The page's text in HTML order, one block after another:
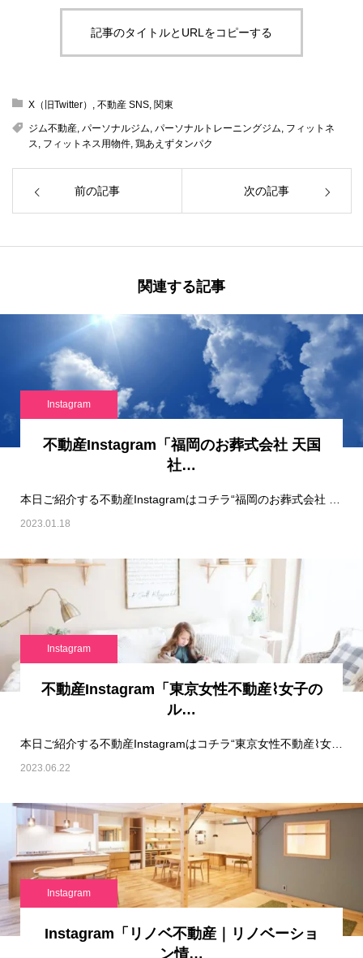
記事のタイトルとURLをコピーする
X（旧Twitter） , 不動産 SNS, 関東
ジム不動産, パーソナルジム, パーソナルトレーニングジム, フィットネ
ス, フィットネス用物件, 鶏あえずタンパク
前の記事 次の記事
関連する記事
Instagram
不動産Instagram「福岡のお葬式会社 天国
社…
2023.01.18
Instagram
不動産Instagram「東京女性不動産⌇女子の
ル…
2023.06.22
Instagram
Instagram「リノベ不動産｜リノベーショ
ン情…